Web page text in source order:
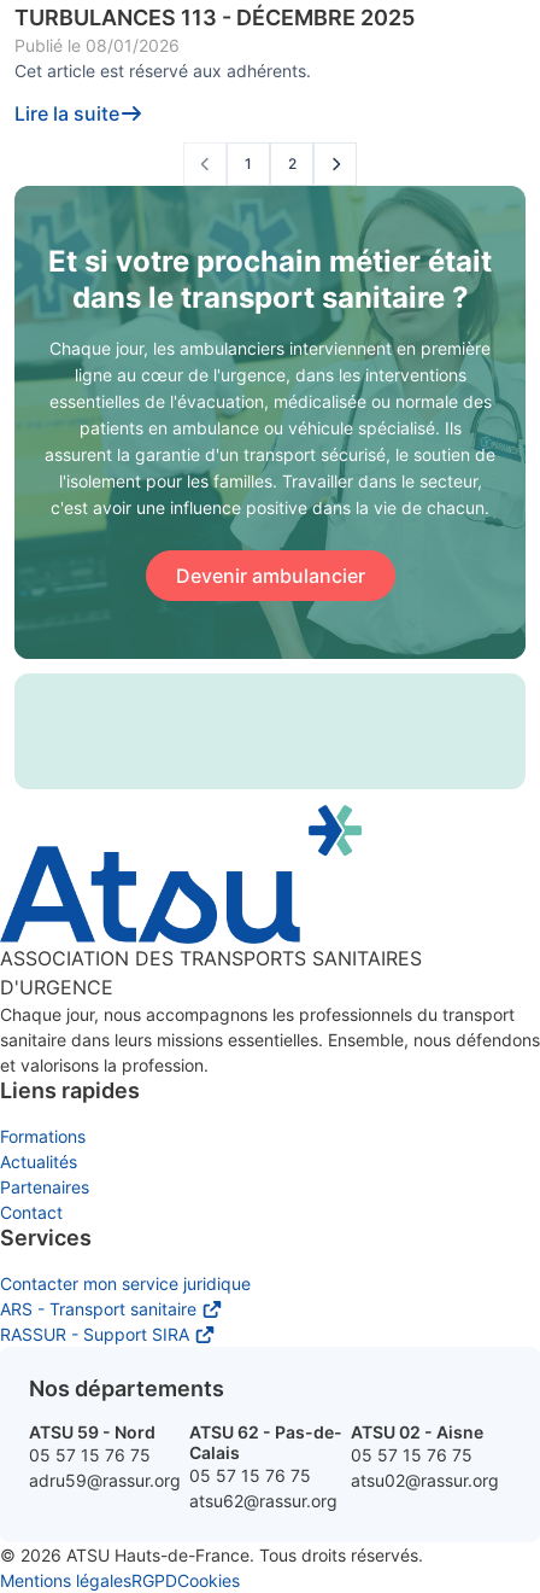
TURBULANCES 113 - DÉCEMBRE 2025
Publié le 08/01/2026
Cet article est réservé aux adhérents.
Lire la suite
1 2
Et si votre prochain métier était
dans le transport sanitaire ?
Chaque jour, les ambulanciers interviennent en première
ligne au cœur de l'urgence, dans les interventions
essentielles de l'évacuation, médicalisée ou normale des
patients en ambulance ou véhicule spécialisé. Ils
assurent la garantie d'un transport sécurisé, le soutien de
l'isolement pour les familles. Travailler dans le secteur,
c'est avoir une influence positive dans la vie de chacun.
Devenir ambulancier
ASSOCIATION DES TRANSPORTS SANITAIRES
D'URGENCE
Chaque jour, nous accompagnons les professionnels du transport
sanitaire dans leurs missions essentielles. Ensemble, nous défendons
et valorisons la profession.
Liens rapides
Formations
Actualités
Partenaires
Contact
Services
Contacter mon service juridique
ARS - Transport sanitaire
RASSUR - Support SIRA
Nos départements
ATSU 59 - Nord
05 57 15 76 75
adru59@rassur.org
ATSU 62 - Pas-de-
Calais
05 57 15 76 75
atsu62@rassur.org
ATSU 02 - Aisne
05 57 15 76 75
atsu02@rassur.org
© 2026 ATSU Hauts-de-France. Tous droits réservés.
Mentions légalesRGPDCookies